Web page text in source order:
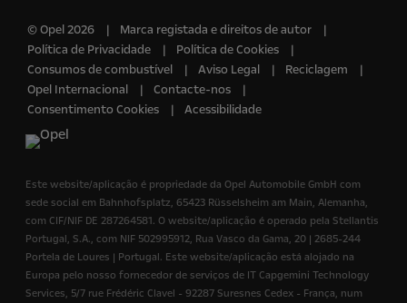
© Opel 2026
Marca registada e direitos de autor
Política de Privacidade
Política de Cookies
Consumos de combustível
Aviso Legal
Reciclagem
Opel Internacional
Contacte-nos
Consentimento Cookies
Acessibilidade
Este website/aplicação é propriedade da Opel Automobile GmbH com
sede social em Bahnhofsplatz, 65423 Rüsselsheim am Main, Alemanha,
com CIF/NIF DE 287264581. O website/aplicação é operado pela Stellantis
Portugal, S.A., com NIF 502995912, Rua Vasco da Gama, 20 | 2685-244
Portela de Loures | Portugal. Este website/aplicação está alojado na
Europa pelo nosso fornecedor de serviços de IT Capgemini Technology
Services, 5/7 rue Frédéric Clavel - 92287 Suresnes Cedex - França, num